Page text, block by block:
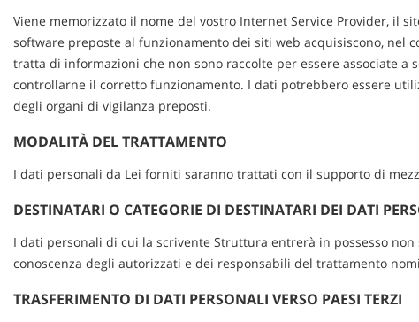
Viene memorizzato il nome del vostro Internet Service Provider, il
software preposte al funzionamento dei siti web acquisiscono, nel
tratta di informazioni che non sono raccolte per essere associate
controllarne il corretto funzionamento. I dati potrebbero essere
degli organi di vigilanza preposti.
MODALITÀ DEL TRATTAMENTO
I dati personali da Lei forniti saranno trattati con il supporto di
DESTINATARI O CATEGORIE DI DESTINATARI DEI DATI
I dati personali di cui la scrivente Struttura entrerà in possesso
conoscenza degli autorizzati e dei responsabili del trattamento
TRASFERIMENTO DI DATI PERSONALI VERSO PAESI TERZI
Cookie delle preferenze
Cookie per il miglioramento dell'esperienza utente
Cookie di marketing